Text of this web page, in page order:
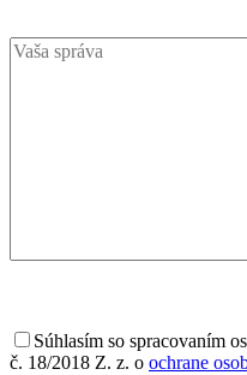
Súhlasím so spracovaním
č. 18/2018 Z. z. o ochrane